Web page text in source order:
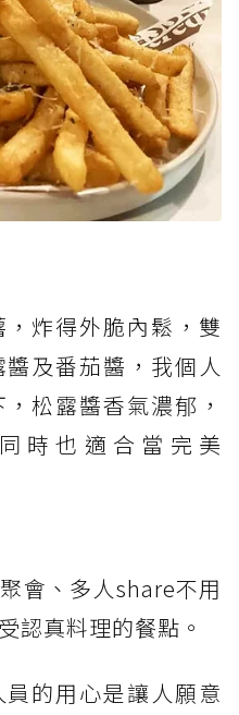
炸得外脆內鬆，雙
及番茄醬，我個人
松露醬香氣濃郁，
時也適合當完美
會、多人share不用
認真料理的餐點。
的用心是讓人願意